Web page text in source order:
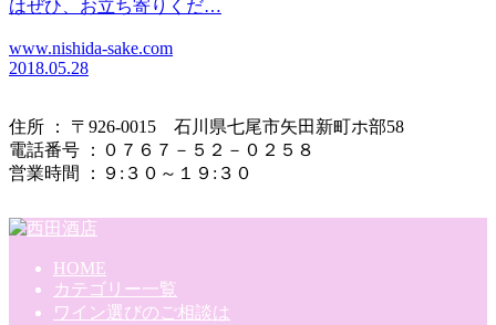
はぜひ、お立ち寄りくだ…
www.nishida-sake.com
2018.05.28
住所 ： 〒926-0015 石川県七尾市矢田新町ホ部58
電話番号 ：０７６７－５２－０２５８
営業時間 ：９:３０～１９:３０
HOME
カテゴリー一覧
ワイン選びのご相談は